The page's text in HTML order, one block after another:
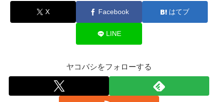
X Facebook はてブ
LINE
ヤコバシをフォローする